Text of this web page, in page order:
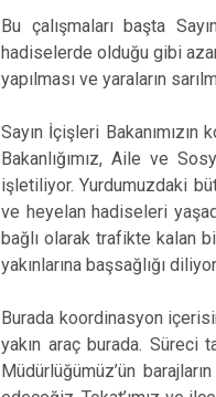
Bu çalışmaları başta
hadiselerde olduğu gibi
yapılması ve yaraların
Sayın İçişleri Bakanımızın
Bakanlığımız, Aile ve
işletiliyor. Yurdumuzdaki
ve heyelan hadiseleri
bağlı olarak trafikte kalan
yakınlarına başsağlığı
Burada koordinasyon
yakın araç burada. Süreci
Müdürlüğümüz’ün